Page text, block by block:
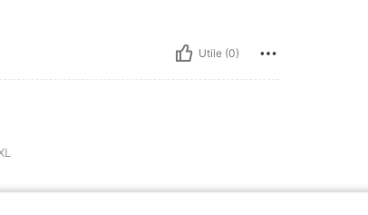
Utile (0)